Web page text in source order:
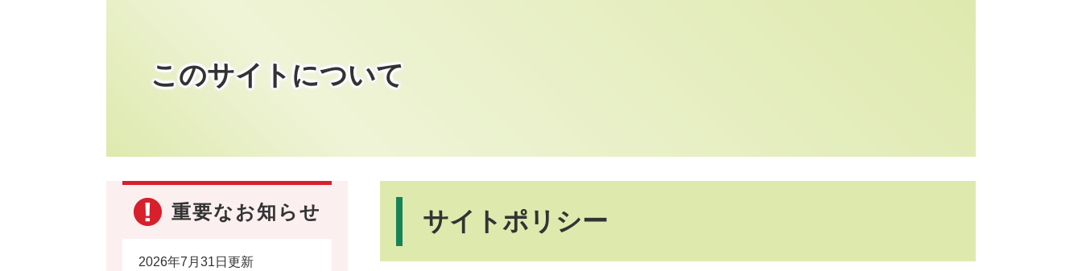
このサイトについて
サイトポリシー
重要なお知らせ
2026年7月31日更新